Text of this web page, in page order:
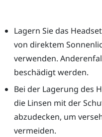
Lagern Sie das Headset
von direktem
verwenden.
beschädigt werden.
Bei der Lagerung des
die Linsen mit der
abzudecken, um
vermeiden.